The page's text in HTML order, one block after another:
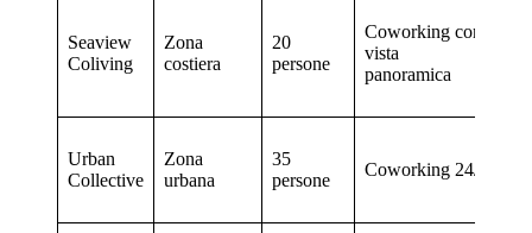
Seaview
Coliving
Zona
costiera
20
persone
Coworking con
vista
panoramica
Urban
Collective
Zona
urbana
35
persone
Coworking 24/7